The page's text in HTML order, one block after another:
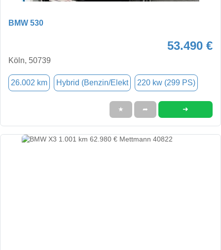
BMW 530
53.490 €
Köln, 50739
26.002 km Hybrid (Benzin/Elekt 220 kw (299 PS)
★ ➦ ➜